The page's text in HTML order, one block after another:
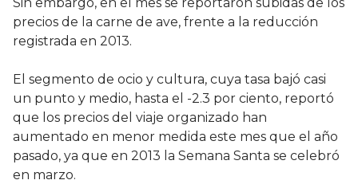
Sin embargo, en el mes se reportaron subidas de los
precios de la carne de ave, frente a la reducción
registrada en 2013.
El segmento de ocio y cultura, cuya tasa bajó casi
un punto y medio, hasta el -2.3 por ciento, reportó
que los precios del viaje organizado han
aumentado en menor medida este mes que el año
pasado, ya que en 2013 la Semana Santa se celebró
en marzo.